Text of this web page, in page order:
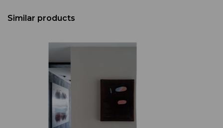
Similar products